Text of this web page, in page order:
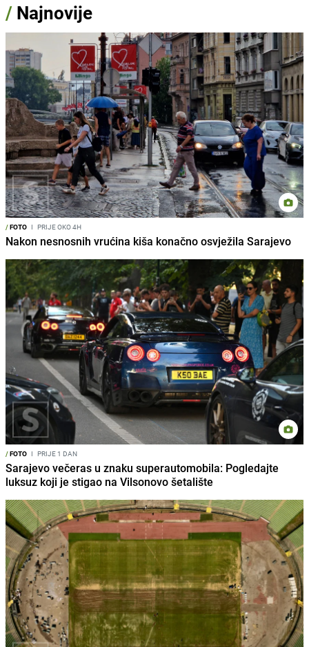
/ Najnovije
/FOTO I PRIJE OKO 4H
Nakon nesnosnih vrućina kiša konačno osvježila Sarajevo
/FOTO I PRIJE 1 DAN
Sarajevo večeras u znaku superautomobila: Pogledajte
luksuz koji je stigao na Vilsonovo šetalište